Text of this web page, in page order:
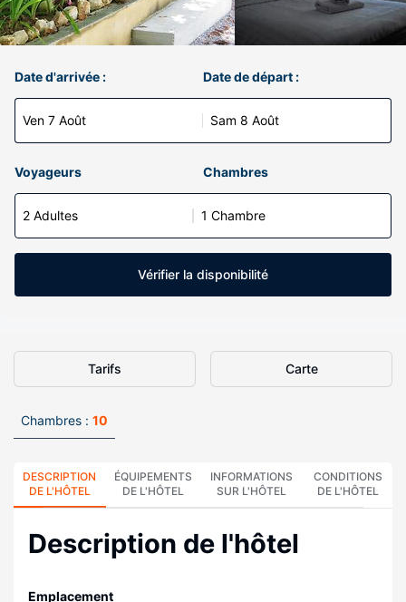
Date d'arrivée :
Ven 7 Août
Date de départ :
Sam 8 Août
Voyageurs Chambres
2 Adultes 1 Chambre
Vérifier la disponibilité
Tarifs Carte
Chambres : 10
DESCRIPTION
DE L'HÔTEL
ÉQUIPEMENTS
DE L'HÔTEL
INFORMATIONS
SUR L'HÔTEL
CONDITIONS
DE L'HÔTEL
Description de l'hôtel
Emplacement